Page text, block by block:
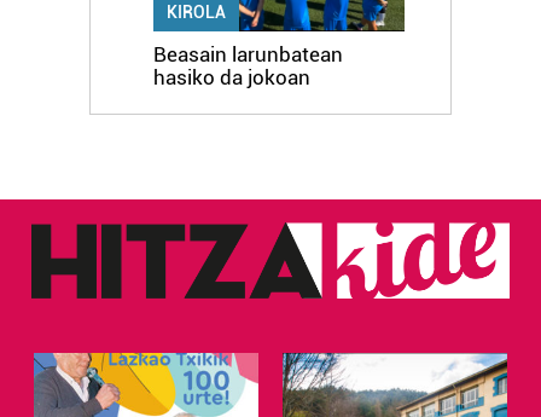
KIROLA
Beasain larunbatean
hasiko da jokoan